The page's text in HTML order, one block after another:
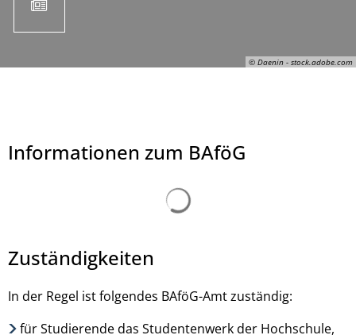
© Daenin - stock.adobe.com
Informationen zum BAföG
Zuständigkeiten
In der Regel ist folgendes BAföG-Amt zuständig:
für Studierende das Studentenwerk der Hochschule,